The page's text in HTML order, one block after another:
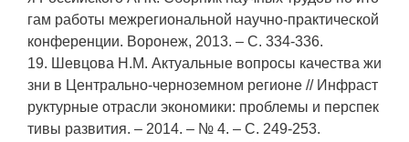
гам работы межрегиональной научно-практической
конференции. Воронеж, 2013. – С. 334-336.
19. Шевцова Н.М. Актуальные вопросы качества жи
зни в Центрально-черноземном регионе // Инфраст
руктурные отрасли экономики: проблемы и перспек
тивы развития. – 2014. – № 4. – С. 249-253.